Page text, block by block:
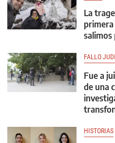
La
salimos
FALLO
Fue a
de una
HISTORIAS